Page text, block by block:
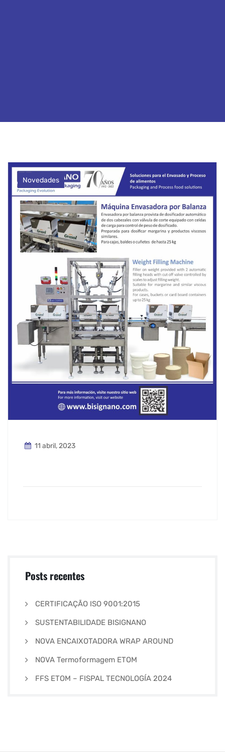
Novedades
11 abril, 2023
Posts recentes
CERTIFICAÇÃO ISO 9001:2015
SUSTENTABILIDADE BISIGNANO
NOVA ENCAIXOTADORA WRAP AROUND
NOVA Termoformagem ETOM
FFS ETOM – FISPAL TECNOLOGÍA 2024